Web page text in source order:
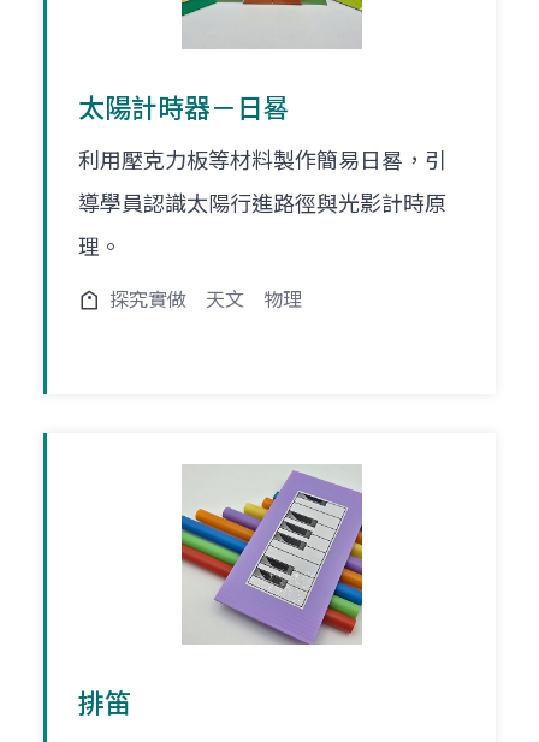
太陽計時器－日晷
利用壓克力板等材料製作簡易日晷，引
導學員認識太陽行進路徑與光影計時原
理。
探究實做 天文 物理
排笛